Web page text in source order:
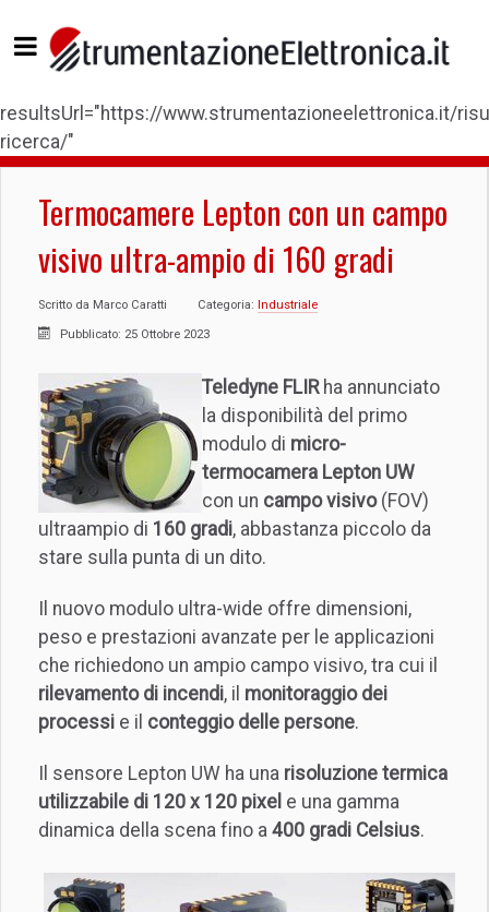
resultsUrl="https://www.strumentazioneelettronica.it/
ricerca/"
Termocamere Lepton con un campo
visivo ultra-ampio di 160 gradi
Scritto da Marco Caratti Categoria: Industriale
Pubblicato: 25 Ottobre 2023
Teledyne FLIRha annunciato
la disponibilità del primo
modulo di micro-
termocamera Lepton UW
con un campo visivo(FOV)
ultraampio di 160 gradi, abbastanza piccolo da
stare sulla punta di un dito.
Il nuovo modulo ultra-wide offre dimensioni,
peso e prestazioni avanzate per le applicazioni
che richiedono un ampio campo visivo, tra cui il
rilevamento di incendi, il monitoraggio dei
processi e il conteggio delle persone.
Il sensore Lepton UW ha una risoluzione termica
utilizzabile di 120 x 120 pixel e una gamma
dinamica della scena fino a 400 gradi Celsius.